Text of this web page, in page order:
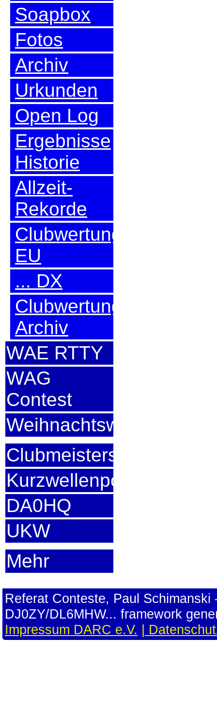
Soapbox
Fotos
Archiv
Urkunden
Open Log
Ergebnisse
Historie
Allzeit-
Rekorde
Clubwertung
EU
... DX
Clubwertung
Archiv
WAE RTTY
WAG
Contest
Weihnachtswettbewerb
Clubmeisterschaft
Kurzwellenpokal
DA0HQ
UKW
Mehr
Referat Conteste, Paul
DJ0ZY/DL6MHW... framework
Impressum DARC e.V. |